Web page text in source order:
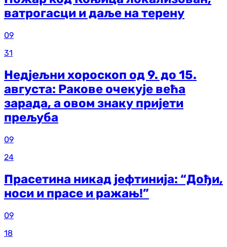
ватрогасци и даље на терену
09
31
Недјељни хороскоп од 9. до 15.
августа: Ракове очекује већа
зарада, а овом знаку пријети
прељуба
09
24
Прасетина никад јефтинија: “Дођи,
носи и прасе и ражањ!”
09
18